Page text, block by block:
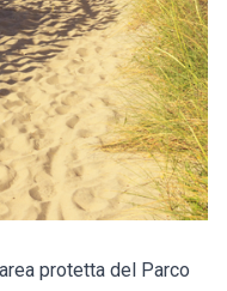
protetta del Parco